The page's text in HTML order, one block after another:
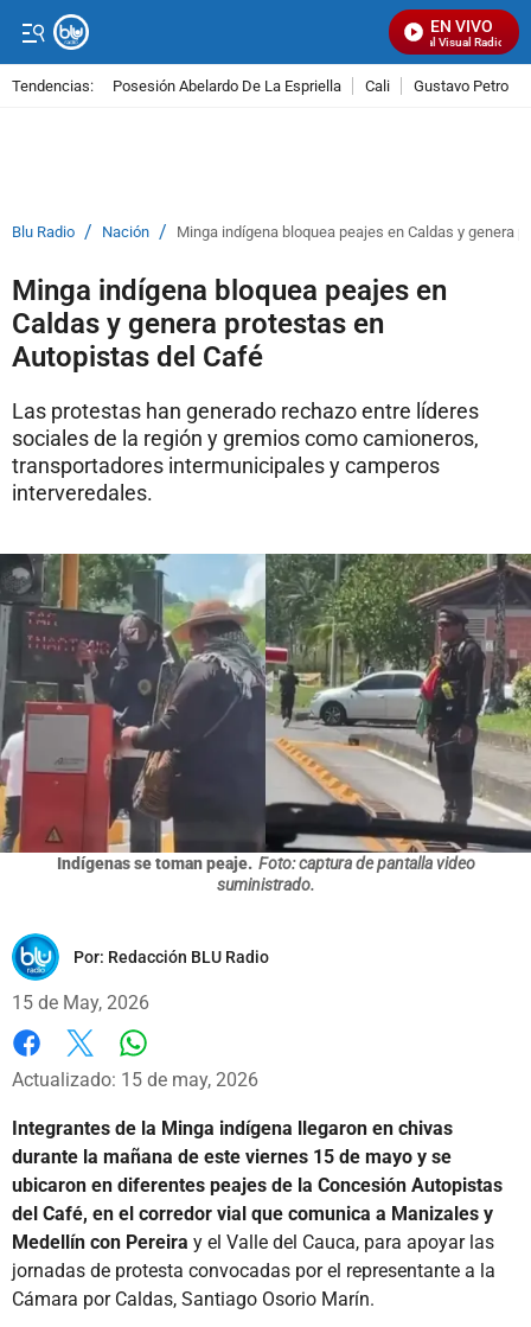
EN VIVO
Señal Visual Radio
Tendencias: Posesión Abelardo De La Espriella Cali Gustavo Petro
Blu Radio / Nación / Minga indígena bloquea peajes en Caldas y genera
Minga indígena bloquea peajes en
Caldas y genera protestas en
Autopistas del Café
Las protestas han generado rechazo entre líderes
sociales de la región y gremios como camioneros,
transportadores intermunicipales y camperos
interveredales.
Indígenas se toman peaje. Foto: captura de pantalla video
suministrado.
Por: Redacción BLU Radio
15 de May, 2026
Facebook
X
Actualizado: 15 de may, 2026
Integrantes de la Minga indígena llegaron en chivas
durante la mañana de este viernes 15 de mayo y se
ubicaron en diferentes peajes de la Concesión Autopistas
del Café, en el corredor vial que comunica a Manizales y
Medellín con Pereira y el Valle del Cauca, para apoyar las
jornadas de protesta convocadas por el representante a la
Cámara por Caldas, Santiago Osorio Marín.